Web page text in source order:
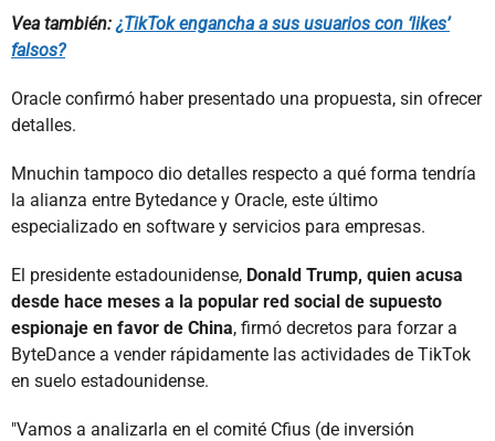
Vea también: ¿TikTok engancha a sus usuarios con ‘likes’
falsos?
Oracle confirmó haber presentado una propuesta, sin ofrecer
detalles.
Mnuchin tampoco dio detalles respecto a qué forma tendría
la alianza entre Bytedance y Oracle, este último
especializado en software y servicios para empresas.
El presidente estadounidense, Donald Trump, quien acusa
desde hace meses a la popular red social de supuesto
espionaje en favor de China, firmó decretos para forzar a
ByteDance a vender rápidamente las actividades de TikTok
en suelo estadounidense.
"Vamos a analizarla en el comité Cfius (de inversión